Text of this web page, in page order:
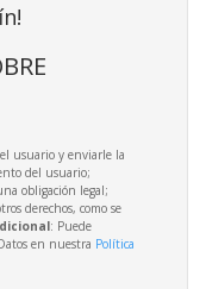
usuario y enviarle la
del usuario;
obligación legal;
derechos, como se
: Puede
en nuestra Política